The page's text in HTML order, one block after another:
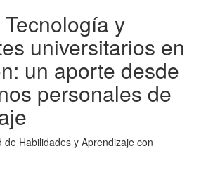
y
universitarios en
un aporte desde
personales de
de Habilidades y Aprendizaje con